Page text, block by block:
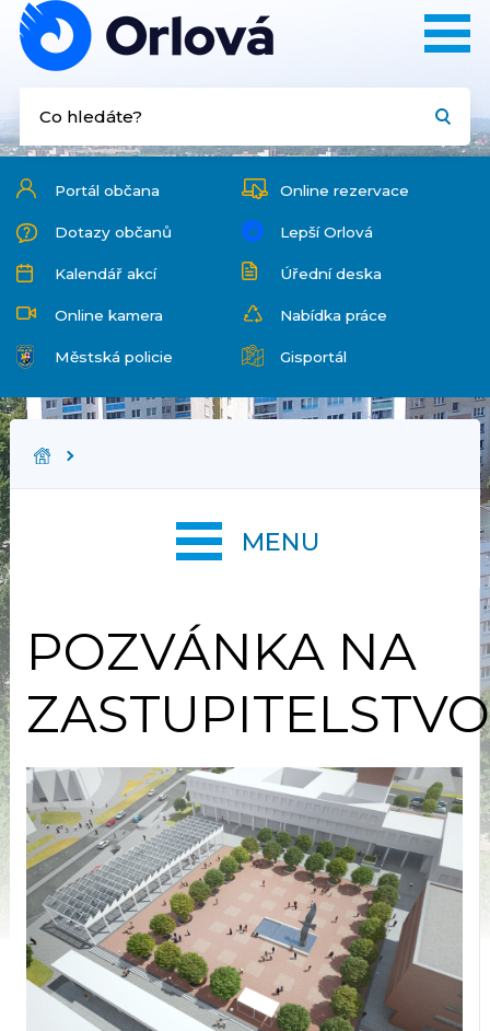
Portál občana Online rezervace
Dotazy občanů Lepší Orlová
Kalendář akcí Úřední deska
Online kamera Nabídka práce
Městská policie Gisportál
POZVÁNKA NA
ZASTUPITELSTVO
MENU